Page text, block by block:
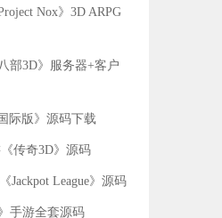
Nox》3D ARPG
部3D》服务器+客户
际版》源码下载
传奇3D》源码
Jackpot League》源码
手游全套源码